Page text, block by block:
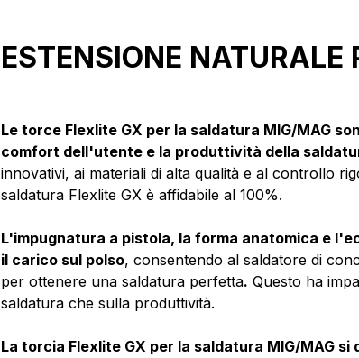
ESTENSIONE NATURALE
Le torce Flexlite GX per la saldatura MIG/MAG
comfort dell'utente e la produttività della
innovativi, ai materiali di alta qualità e al controllo
saldatura Flexlite GX è affidabile al 100%.
L'impugnatura a pistola, la forma anatomica e
il carico sul polso, consentendo al saldatore di
per ottenere una saldatura perfetta. Questo ha
saldatura che sulla produttività.
La torcia Flexlite GX per la saldatura MIG/MAG